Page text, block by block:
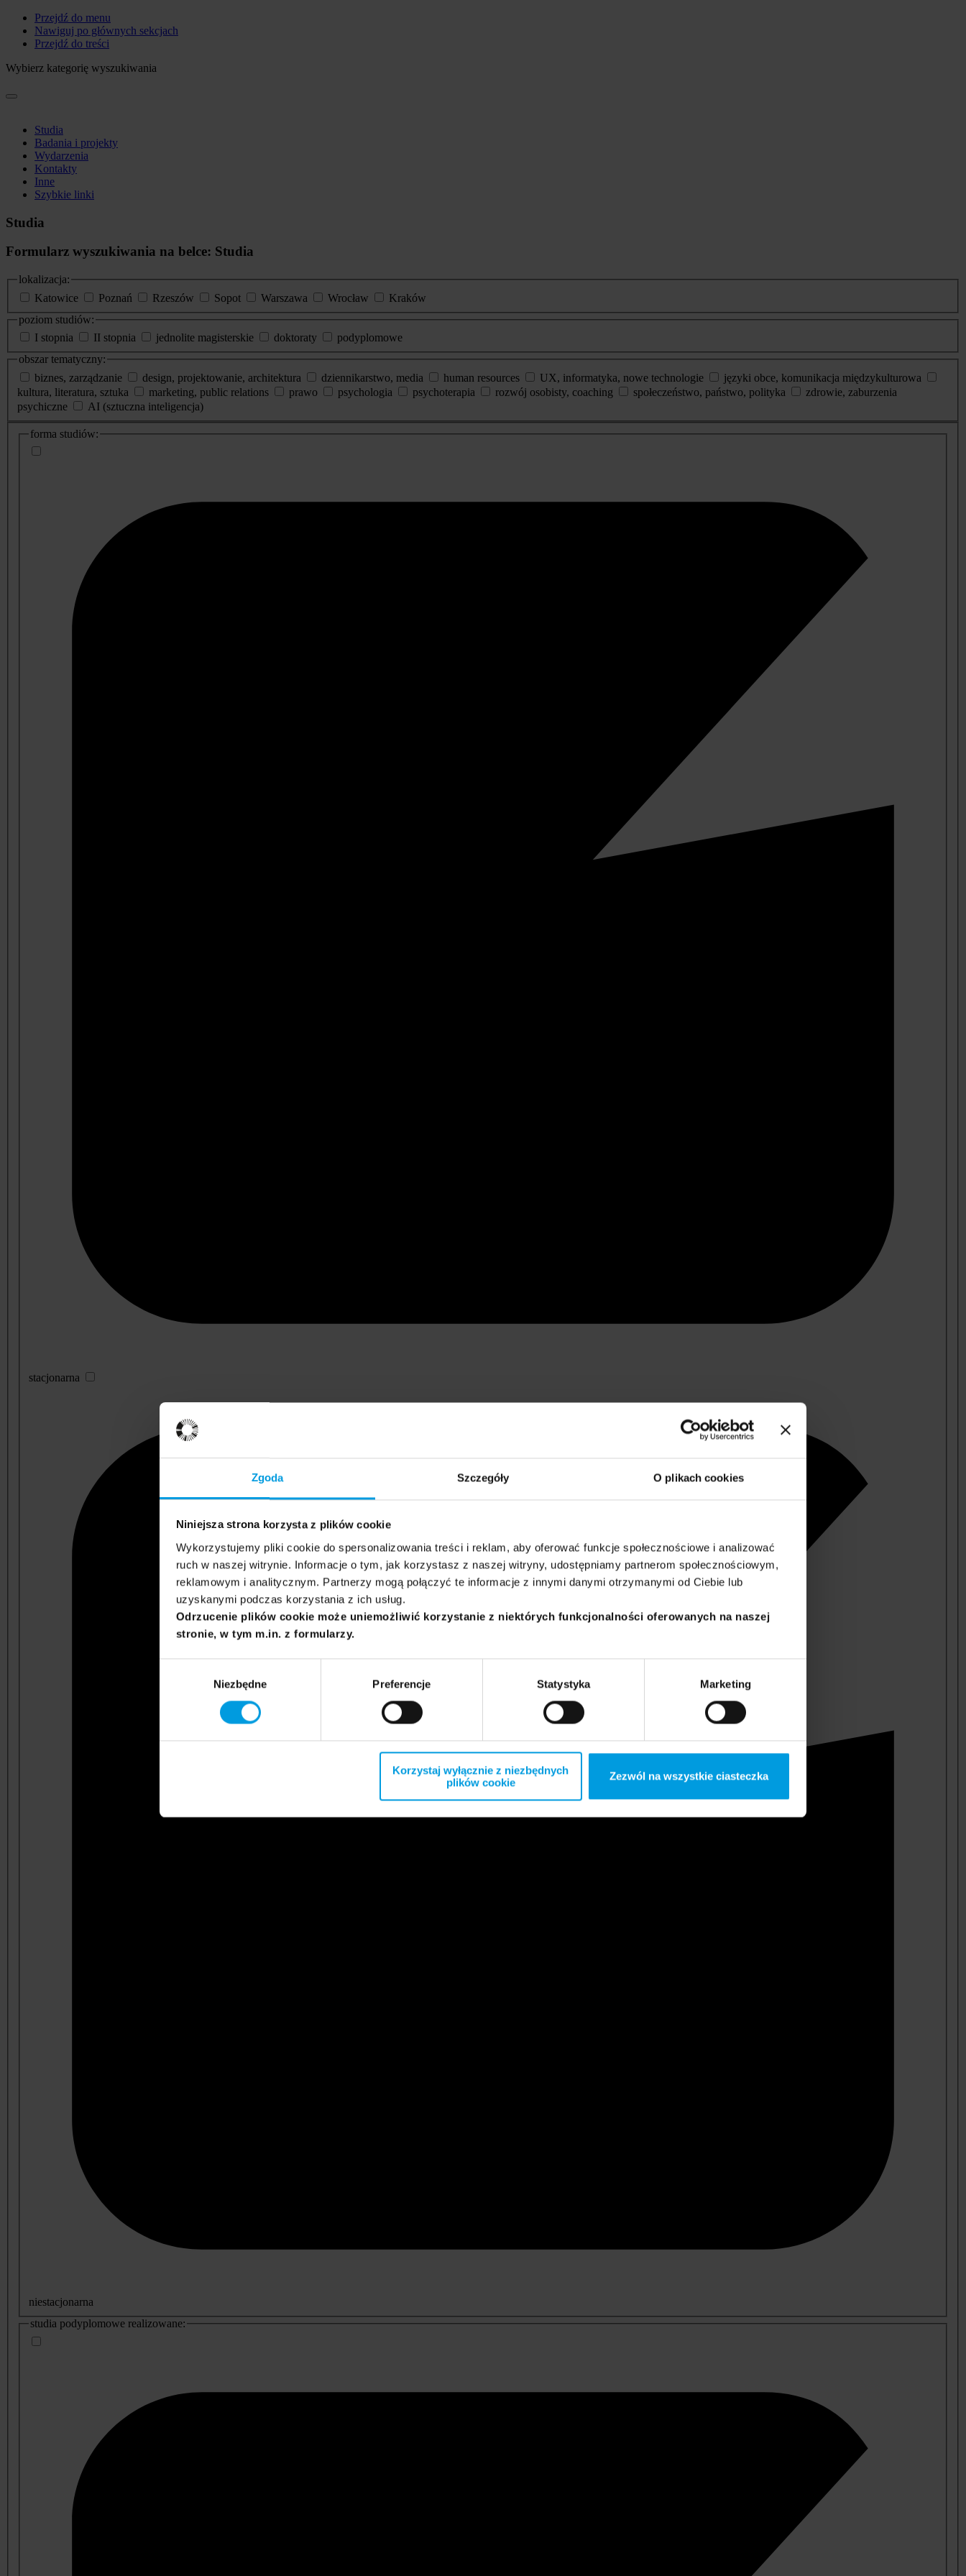
Zgoda Szczegóły O plikach cookies
Niniejsza strona korzysta z plików cookie
Wykorzystujemy pliki cookie do spersonalizowania treści i reklam, aby oferować funkcje społecznościowe i analizować
ruch w naszej witrynie. Informacje o tym, jak korzystasz z naszej witryny, udostępniamy partnerom społecznościowym,
reklamowym i analitycznym. Partnerzy mogą połączyć te informacje z innymi danymi otrzymanymi od Ciebie lub
uzyskanymi podczas korzystania z ich usług.
Odrzucenie plików cookie może uniemożliwić korzystanie z niektórych funkcjonalności oferowanych na naszej
stronie, w tym m.in. z formularzy.
Niezbędne Preferencje Statystyka Marketing
Korzystaj wyłącznie z niezbędnych
plików cookie
Zezwól na wszystkie ciasteczka
Przejdź do menu
Nawiguj po głównych sekcjach
Przejdź do treści
Wybierz kategorię wyszukiwania
Studia
Badania i projekty
Wydarzenia
Kontakty
Inne
Szybkie linki
Studia
Formularz wyszukiwania na belce: Studia
lokalizacja:
Katowice
Poznań Rzeszów Sopot Warszawa Wrocław
Kraków
poziom studiów:
I stopnia
II stopnia jednolite magisterskie doktoraty
podyplomowe
obszar tematyczny:
biznes, zarządzanie
design, projektowanie, architektura dziennikarstwo, media human resources UX, informatyka, nowe technologie
języki obce, komunikacja międzykulturowa
kultura, literatura, sztuka
marketing, public relations prawo psychologia psychoterapia rozwój osobisty, coaching społeczeństwo, państwo, polityka
zdrowie, zaburzenia
psychiczne
AI (sztuczna inteligencja)
dodatkowe
informacje
forma studiów:
stacjonarna
niestacjonarna
studia podyplomowe realizowane: